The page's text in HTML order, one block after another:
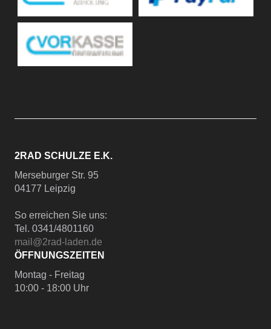
2RAD SCHULZE E.K.
Merseburger Str. 95
04177 Leipzig
So erreichen Sie uns:
Tel. 0341/4801160
mail@2rad-laden.de
ÖFFNUNGSZEITEN
Montag - Freitag
10:00 - 18:00 Uhr